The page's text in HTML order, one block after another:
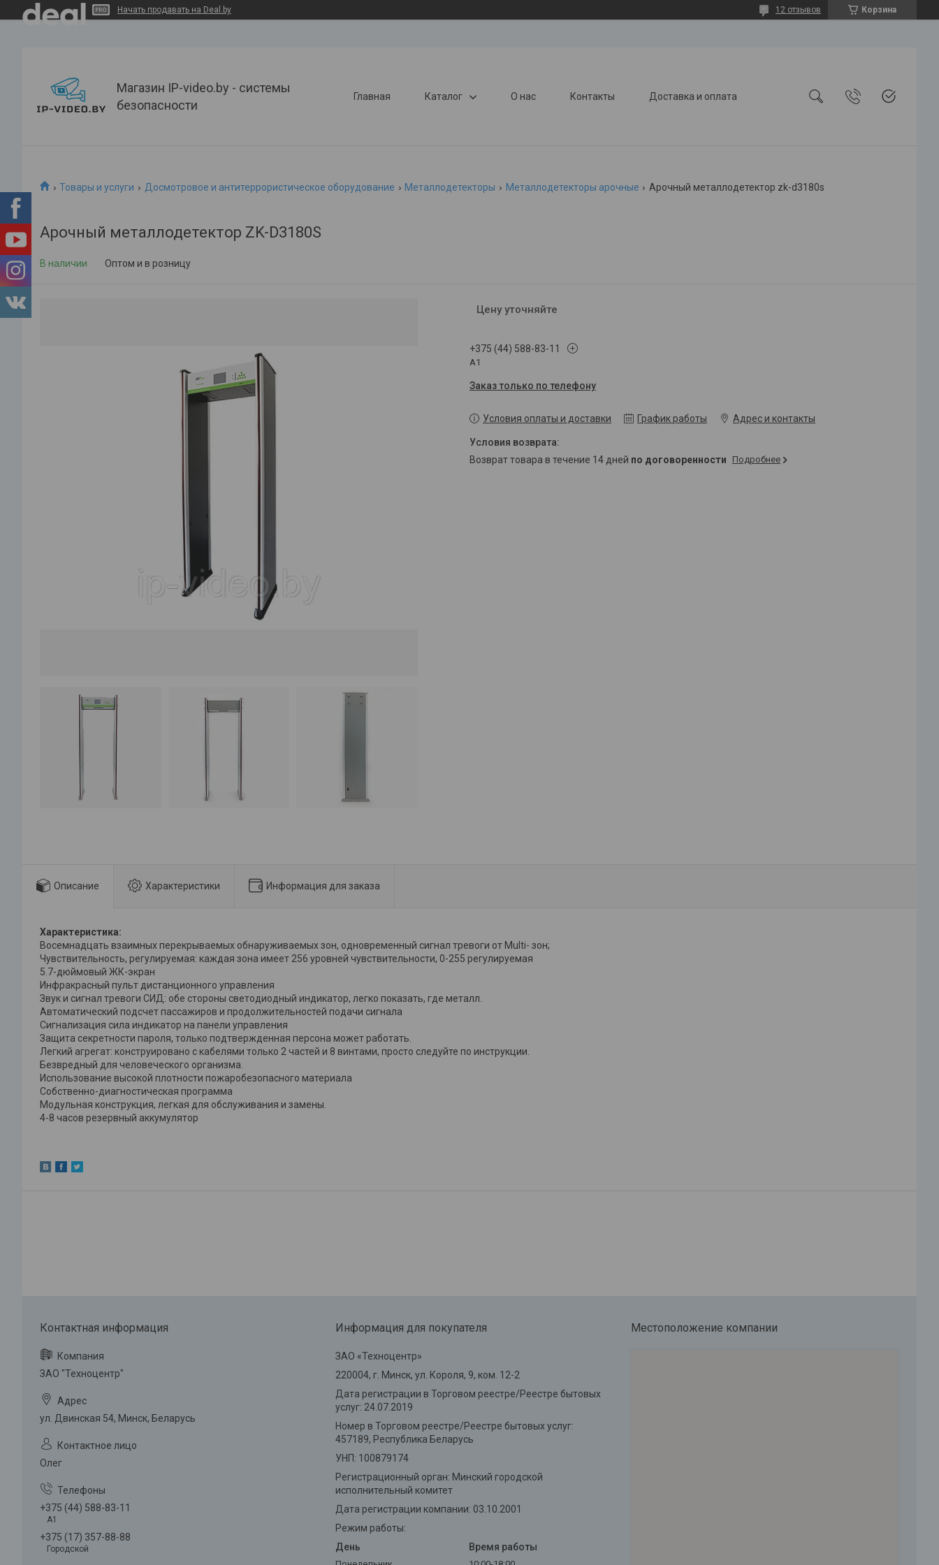
Начать продавать на Deal.by Корзина
12 отзывов
Магазин IP-video.by - системы
безопасности
Главная Каталог О нас Контакты Доставка и оплата
Товары и услуги Досмотровое и антитеррористическое оборудование Металлодетекторы Металлодетекторы арочные Арочный металлодетектор zk-d3180s
Арочный металлодетектор ZK-D3180S
В наличии Оптом и в розницу
Цену уточняйте
+375 (44) 588-83-11
A1
Заказ только по телефону
Условия оплаты и доставки График работы Адрес и контакты
возврат товара в течение 14 дней по договоренности Подробнее
Описание Характеристики Информация для заказа
Характеристика:
Восемнадцать взаимных перекрываемых обнаруживаемых зон, одновременный сигнал тревоги от Multi- зон;
Чувствительность, регулируемая: каждая зона имеет 256 уровней чувствительности, 0-255 регулируемая
5.7-дюймовый ЖК-экран
Инфракрасный пульт дистанционного управления
Звук и сигнал тревоги СИД: обе стороны светодиодный индикатор, легко показать, где металл.
Автоматический подсчет пассажиров и продолжительностей подачи сигнала
Сигнализация сила индикатор на панели управления
Защита секретности пароля, только подтвержденная персона может работать.
Легкий агрегат: конструировано с кабелями только 2 частей и 8 винтами, просто следуйте по инструкции.
Безвредный для человеческого организма.
Использование высокой плотности пожаробезопасного материала
Собственно-диагностическая программа
Модульная конструкция, легкая для обслуживания и замены.
4-8 часов резервный аккумулятор
ЗАО "Техноцентр"
ул. Двинская 54, Минск, Беларусь
Олег
+375 (44) 588-83-11
A1
+375 (17) 357-88-88
Городской
Информация для покупателя
ЗАО «Техноцентр»
220004, г. Минск, ул. Короля, 9, ком. 12-2
Дата регистрации в Торговом реестре/Реестре бытовых
услуг: 24.07.2019
Номер в Торговом реестре/Реестре бытовых услуг:
457189, Республика Беларусь
УНП: 100879174
Регистрационный орган: Минский городской
исполнительный комитет
Дата регистрации компании: 03.10.2001
Режим работы:
День
Время работы
Местоположение компании